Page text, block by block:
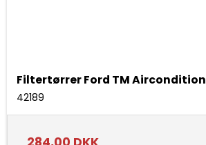
Filtertørrer Ford TM Aircondition
42189